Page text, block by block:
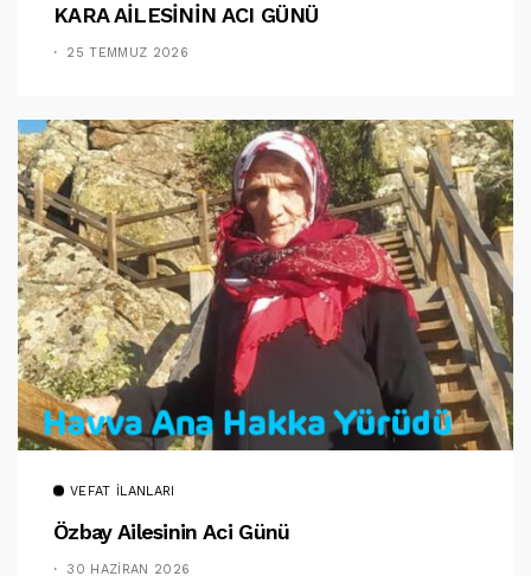
KARA AİLESİNİN ACI GÜNÜ
25 TEMMUZ 2026
VEFAT İLANLARI
Özbay Ailesinin Aci Günü
30 HAZIRAN 2026